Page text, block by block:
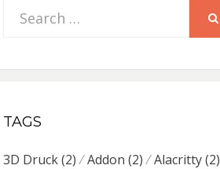
Search
TAGS
3D Druck(2) Addon (2) Alacritty(2)